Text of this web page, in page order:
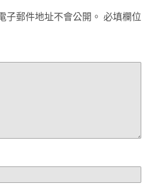
子郵件地址不會公開。 必填欄位